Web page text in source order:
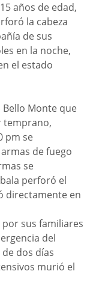
años de edad,
la cabeza
de sus
en la noche,
el estado
Monte que
temprano,
pm se
de fuego
se
perforó el
directamente en
sus familiares
del
dos días
murió el